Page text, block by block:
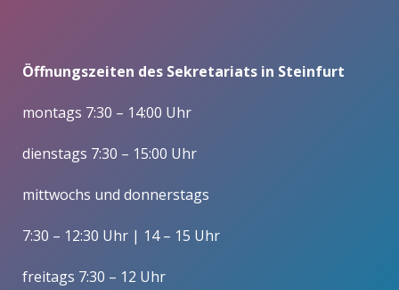
Öffnungszeiten des Sekretariats in Steinfurt
montags 7:30 – 14:00 Uhr
dienstags 7:30 – 15:00 Uhr
mittwochs und donnerstags
7:30 – 12:30 Uhr | 14 – 15 Uhr
freitags 7:30 – 12 Uhr